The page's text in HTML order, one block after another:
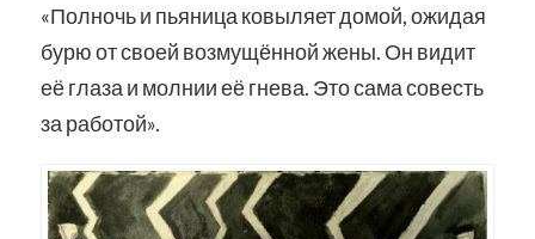
«Полночь и пьяница ковыляет домой, ожидая
бурю от своей возмущённой жены. Он видит
её глаза и молнии её гнева. Это сама совесть
за работой».